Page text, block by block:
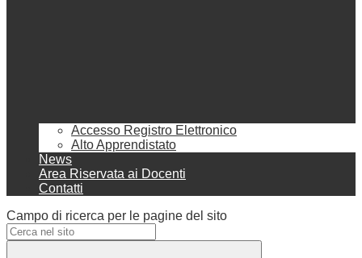
Accesso Registro Elettronico
Alto Apprendistato
News
Area Riservata ai Docenti
Contatti
Campo di ricerca per le pagine del sito